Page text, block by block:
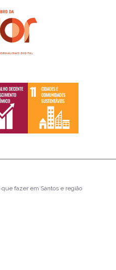
que fazer em Santos e região